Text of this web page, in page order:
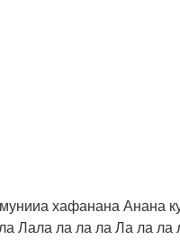
хафанана Анана
Лала ла ла ла Ла ла ла